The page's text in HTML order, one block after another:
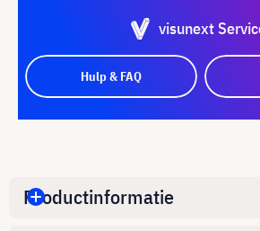
visunext
Hulp & FAQ
Productinformatie